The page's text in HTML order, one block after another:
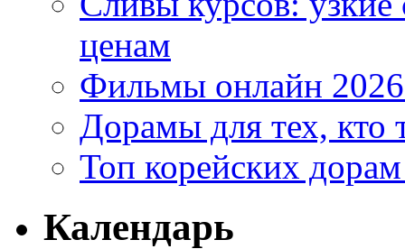
ценам
Фильмы онлайн
Дорамы для тех, кто
Топ корейских
Календарь